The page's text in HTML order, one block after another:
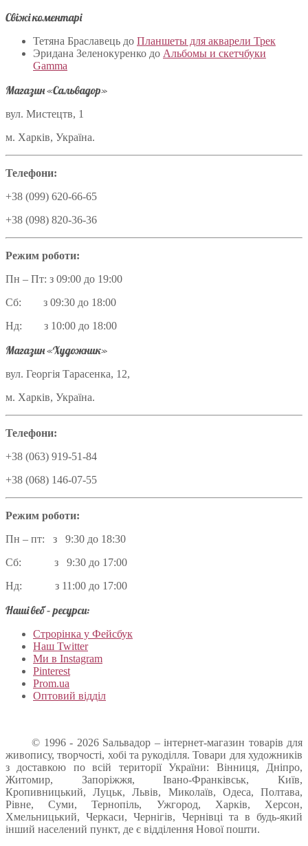
Свіжі коментарі
Тетяна Браславець до Планшеты для акварели Трек
Эридана Зеленокуренко до Альбомы и скетчбуки
Gamma
Магазин «Сальвадор»
вул. Мистецтв, 1
м. Харків, Україна.
Телефони:
+38 (099) 620-66-65
+38 (098) 820-36-36
Режим роботи:
Пн – Пт: з 09:00 до 19:00
Сб: з 09:30 до 18:00
Нд: з 10:00 до 18:00
Магазин «Художник»
вул. Георгія Тарасенка, 12,
м. Харків, Україна.
Телефони:
+38 (063) 919-51-84
+38 (068) 146-07-55
Режим роботи:
Пн – пт: з 9:30 до 18:30
Сб: з 9:30 до 17:00
Нд: з 11:00 до 17:00
Наші веб – ресурси:
Строрінка у Фейсбук
Наш Twitter
Ми в Instagram
Pinterest
Prom.ua
Оптовий відділ
© 1996 - 2026 Sальвадор – інтернет-магазин товарів для
живопису, творчості, хобі та рукоділля. Товари для художників
з доставкою по всій території України: Вінниця, Дніпро,
Житомир, Запоріжжя, Івано-Франківськ, Київ,
Кропивницький, Луцьк, Львів, Миколаїв, Одеса, Полтава,
Рівне, Суми, Тернопіль, Ужгород, Харків, Херсон,
Хмельницький, Черкаси, Чернігів, Чернівці та в будь-який
інший населений пункт, де є відділення Нової пошти.